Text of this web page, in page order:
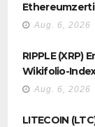
Aug. 6, 2026
RIPPLE
Wikifolio-
Aug. 6, 2026
LITECOIN